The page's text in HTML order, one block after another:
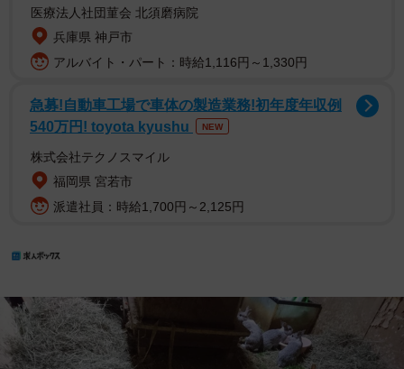
医療法人社団菫会 北須磨病院
兵庫県 神戸市
アルバイト・パート：時給1,116円～1,330円
急募!自動車工場で車体の製造業務!初年度年収例
540万円! toyota kyushu
NEW
株式会社テクノスマイル
福岡県 宮若市
派遣社員：時給1,700円～2,125円